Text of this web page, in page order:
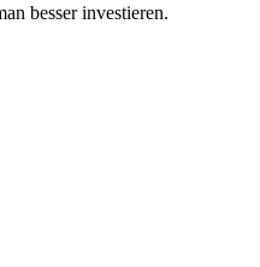
besser investieren.